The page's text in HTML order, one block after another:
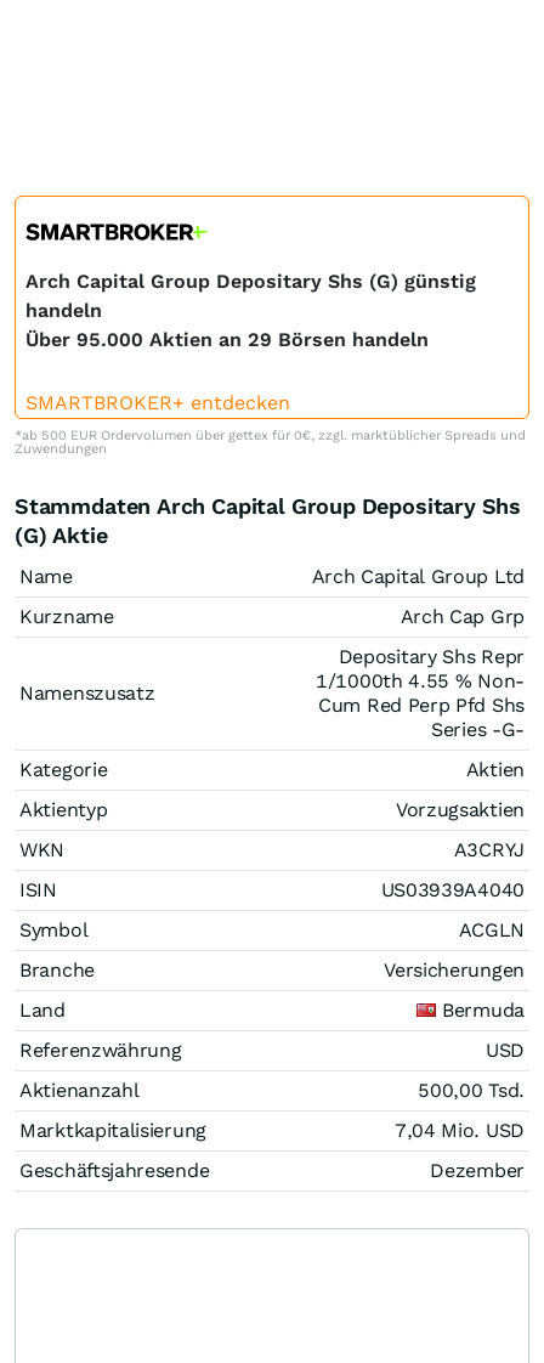
Arch Capital Group Depositary Shs (G) günstig
handeln
Über 95.000 Aktien an 29 Börsen handeln
SMARTBROKER+ entdecken
*ab 500 EUR Ordervolumen über gettex für 0€, zzgl. marktüblicher Spreads und
Zuwendungen
Stammdaten Arch Capital Group Depositary Shs
(G) Aktie
Name
Arch Capital Group Ltd
Kurzname
Arch Cap Grp
Namenszusatz
Depositary Shs Repr
1/1000th 4.55 % Non-
Cum Red Perp Pfd Shs
Series -G-
Kategorie
Aktien
Aktientyp
Vorzugsaktien
WKN
A3CRYJ
ISIN
US03939A4040
Symbol
ACGLN
Branche
Versicherungen
Land
Bermuda
Referenzwährung
USD
Aktienanzahl
500,00 Tsd.
Marktkapitalisierung
7,04 Mio. USD
Geschäftsjahresende
Dezember